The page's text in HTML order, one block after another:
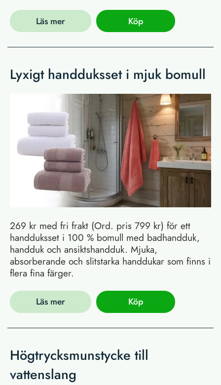
Läs mer Köp
Lyxigt handduksset i mjuk bomull
269 kr med fri frakt (Ord. pris 799 kr) för ett
handduksset i 100 % bomull med badhandduk,
handduk och ansiktshandduk. Mjuka,
absorberande och slitstarka handdukar som finns i
flera fina färger.
Läs mer Köp
Högtrycksmunstycke till
vattenslang